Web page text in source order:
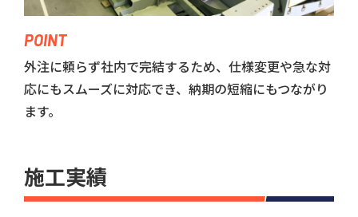
POINT
外注に頼らず社内で完結するため、仕様変更や急な対
応にもスムーズに対応でき、納期の短縮にもつながり
ます。
施工実績